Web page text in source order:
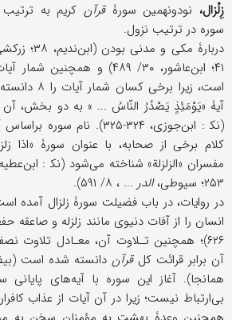
زِلْزال، نودونهمین سورۀقرآن کریم به
سوره در ترتیب نزول.
دربارۀ مکی و مدنی‌ بودن (ابن‌ندیم، ۳۸؛ زرکشی، ۱۳۶؛ سیوطی،
۴۱؛ ابن‌عاشور، ۳۰/ ۴۸۹) و
است، زیرا
(نک‍ : ابن‌جوزی، ۳۲۴-۳۲۵). نام
کلام برخی از صحابه، با عنوان سورۀ «اذا
۲۵۳؛ سیوطی،
الدر ... ، ۸/ ۵۹۱).
در روایات، در باب فضیلت سورۀ زلزال آمده
۶۲۶)؛ همچنین تـلاوت آن، معـادل تلاوت نصف
آن برابر قرائت کلقرآن
بی‌ارتباط نیست؛ زیرا در آن آیات از عذاب